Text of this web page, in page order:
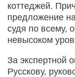
коттеджей.
предложение
судя по всему,
невысоком
За экспертной
Русскову,